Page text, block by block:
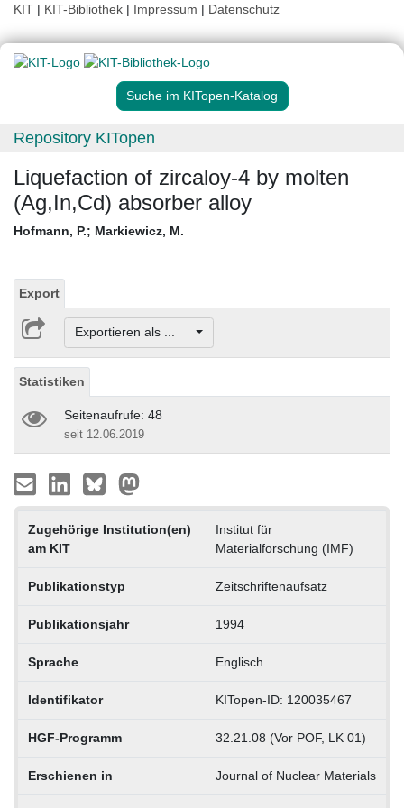
KIT | KIT-Bibliothek | Impressum | Datenschutz
Suche im KITopen-Katalog
Repository KITopen
Liquefaction of zircaloy-4 by molten
(Ag,In,Cd) absorber alloy
Hofmann, P.; Markiewicz, M.
Export
Exportieren als ...
Statistiken
Seitenaufrufe: 48
seit 12.06.2019
Zugehörige Institution(en)
am KIT
Institut für
Materialforschung (IMF)
Publikationstyp Zeitschriftenaufsatz
Publikationsjahr 1994
Sprache Englisch
Identifikator KITopen-ID: 120035467
HGF-Programm 32.21.08 (Vor POF, LK 01)
Erschienen in Journal of Nuclear Materials